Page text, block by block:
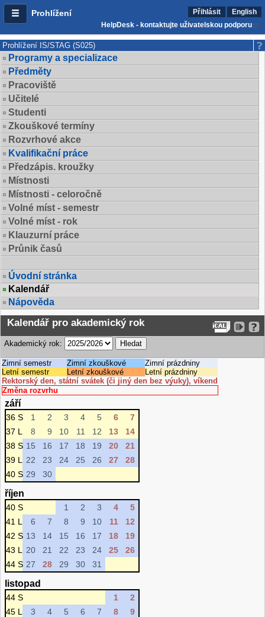
Prohlížení Přihlásit
English
HelpDesk - kontaktujte uživatelskou podporu
Prohlížení IS/STAG (S025)
Programy a specializace
Předměty
Pracoviště
Učitelé
Studenti
Zkouškové termíny
Rozvrhové akce
Kvalifikační práce
Předzápis. kroužky
Místnosti
Místnosti - celoročně
Volné míst - semestr
Volné míst - rok
Klauzurní práce
Průnik časů
Úvodní stránka
Kalendář
Nápověda
Kalendář pro akademický rok
Akademický rok:
Zimní semestr Zimní zkouškové
Zimní prázdniny
Letní semestr
Letní zkouškové
Letní prázdniny
Rektorský den, státní svátek (či jiný den bez výuky), víkend
Změna rozvrhu
září
36 S 1 2 3 4 5 6
7
37 L
8 9 10 11 12 13
14
38 S 15 16 17 18 19 20
21
39 L
22 23 24 25 26 27
28
40 S 29 30
říjen
40 S 1 2 3 4
5
41 L
6 7 8 9 10 11
12
42 S 13 14 15 16 17 18
19
43 L
20 21 22 23 24 25
26
44 S 27 28 29 30 31
listopad
44 S 1
2
45 L
3 4 5 6 7 8
9